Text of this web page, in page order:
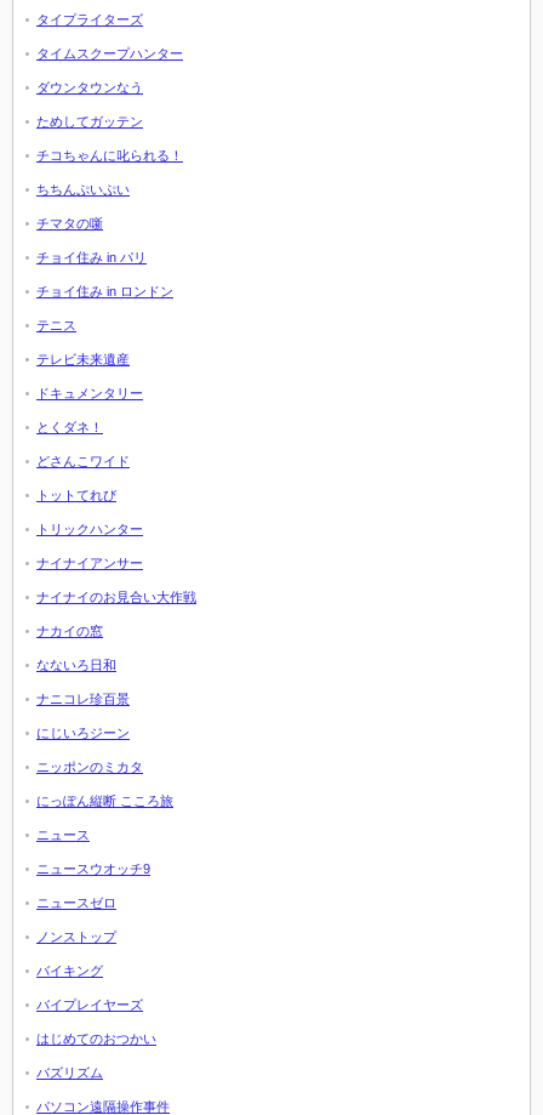
タイプライターズ
タイムスクープハンター
ダウンタウンなう
ためしてガッテン
チコちゃんに叱られる！
ちちんぷいぷい
チマタの噺
チョイ住み in パリ
チョイ住み in ロンドン
テニス
テレビ未来遺産
ドキュメンタリー
とくダネ！
どさんこワイド
トットてれび
トリックハンター
ナイナイアンサー
ナイナイのお見合い大作戦
ナカイの窓
なないろ日和
ナニコレ珍百景
にじいろジーン
ニッポンのミカタ
にっぽん縦断 こころ旅
ニュース
ニュースウオッチ9
ニュースゼロ
ノンストップ
バイキング
バイプレイヤーズ
はじめてのおつかい
バズリズム
パソコン遠隔操作事件